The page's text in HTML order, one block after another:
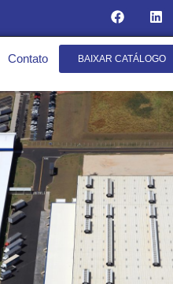
Contato BAIXAR CATÁLOGO
Fabril
parque
e
em
e